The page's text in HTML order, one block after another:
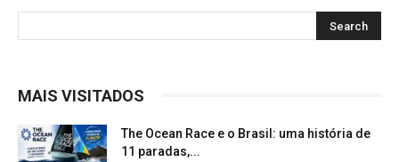
MAIS VISITADOS
The Ocean Race e o Brasil: uma história de
11 paradas,...